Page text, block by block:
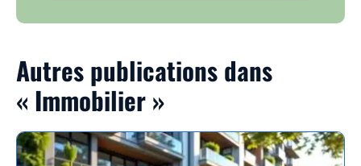
Autres publications dans
« Immobilier »